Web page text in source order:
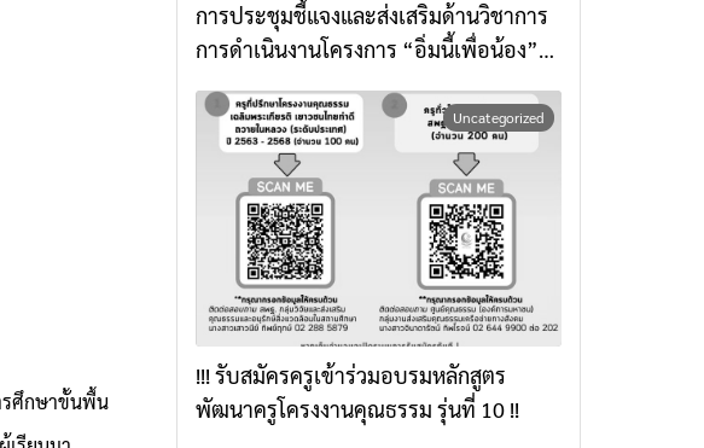
รศึกษาขั้นพื้น
การประชุมชี้แจงและส่งเสริมด้านวิชาการ
การดำเนินงานโครงการ “อิ่มนี้เพื่อน้อง”
สู่วิถีพอเพียง (Smart Farm for
Sustainable Living)”
Uncategorized
!!! รับสมัครครูเข้าร่วมอบรมหลักสูตร
พัฒนาครูโครงงานคุณธรรม รุ่นที่ 10 !!